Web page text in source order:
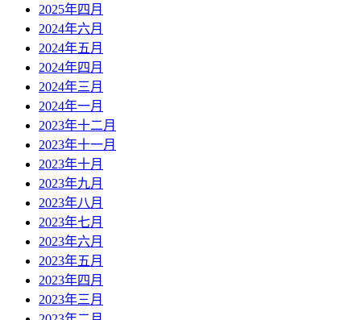
2025年四月
2024年六月
2024年五月
2024年四月
2024年三月
2024年一月
2023年十二月
2023年十一月
2023年十月
2023年九月
2023年八月
2023年七月
2023年六月
2023年五月
2023年四月
2023年三月